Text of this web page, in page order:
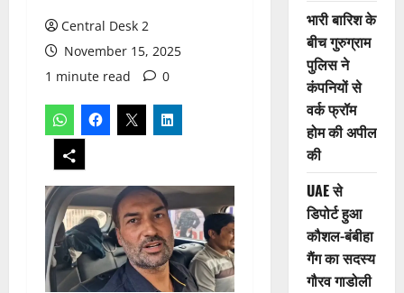
Central Desk 2
November 15, 2025
1 minute read
0
भारी बारिश के
बीच गुरुग्राम
पुलिस ने
कंपनियों से
वर्क फ्रॉम
होम की अपील
की
UAE से
डिपोर्ट हुआ
कौशल-बंबीहा
गैंग का सदस्य
गौरव गाडोली